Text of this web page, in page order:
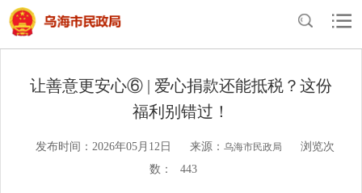
当前位置：首页>民政概况
让善意更安心⑥ | 爱心捐款还能抵税？这份
福利别错过！
发布时间：2026年05月12日 来源： 乌海市民政局
浏览次
数：
443